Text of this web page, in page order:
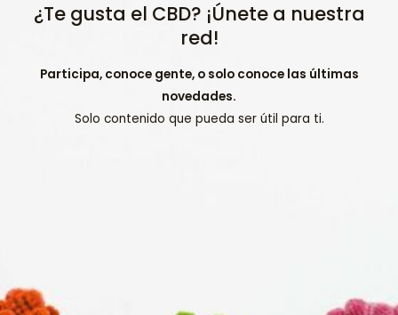
¿Te gusta el CBD? ¡Únete a nuestra
red!
Participa, conoce gente, o solo conoce las últimas
novedades.
Solo contenido que pueda ser útil para ti.